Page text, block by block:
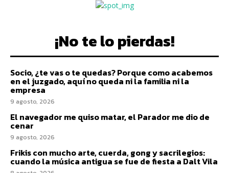
¡No te lo pierdas!
Socio, ¿te vas o te quedas? Porque como acabemos
en el juzgado, aquí no queda ni la familia ni la
empresa
9 agosto, 2026
El navegador me quiso matar, el Parador me dio de
cenar
9 agosto, 2026
Frikis con mucho arte, cuerda, gong y sacrilegios:
cuando la música antigua se fue de fiesta a Dalt Vila